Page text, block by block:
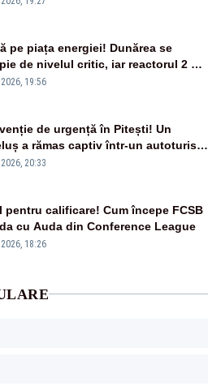
pe piața energiei! Dunărea se
de nivelul critic, iar reactorul 2 de
ar putea fi oprit
19:56
de urgență în Pitești! Un
a rămas captiv într-un autoturism
unei defecțiuni
20:33
pentru calificare! Cum începe FCSB
cu Auda din Conference League
18:26